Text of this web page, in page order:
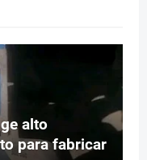
alto
para fabricar